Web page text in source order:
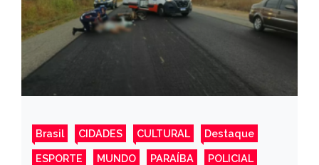
Brasil CIDADES CULTURAL Destaque
ESPORTE MUNDO PARAÍBA POLICIAL